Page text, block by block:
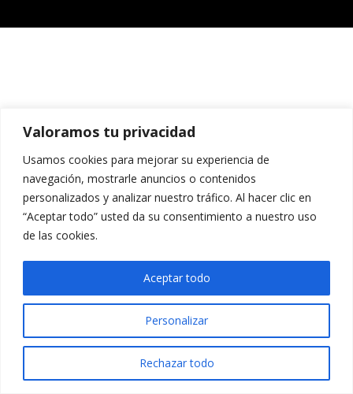
Valoramos tu privacidad
Usamos cookies para mejorar su experiencia de
navegación, mostrarle anuncios o contenidos
personalizados y analizar nuestro tráfico. Al hacer clic en
“Aceptar todo” usted da su consentimiento a nuestro uso
de las cookies.
Personalizar
Rechazar todo
Aceptar todo